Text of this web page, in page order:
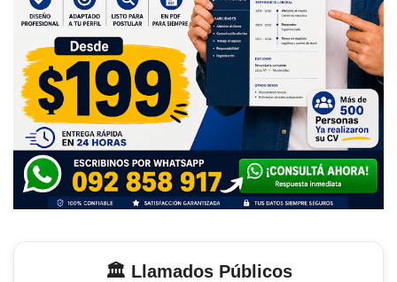
🏛️ Llamados Públicos